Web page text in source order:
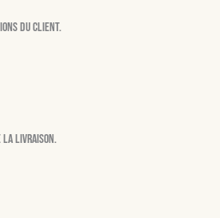
du client.
la livraison.